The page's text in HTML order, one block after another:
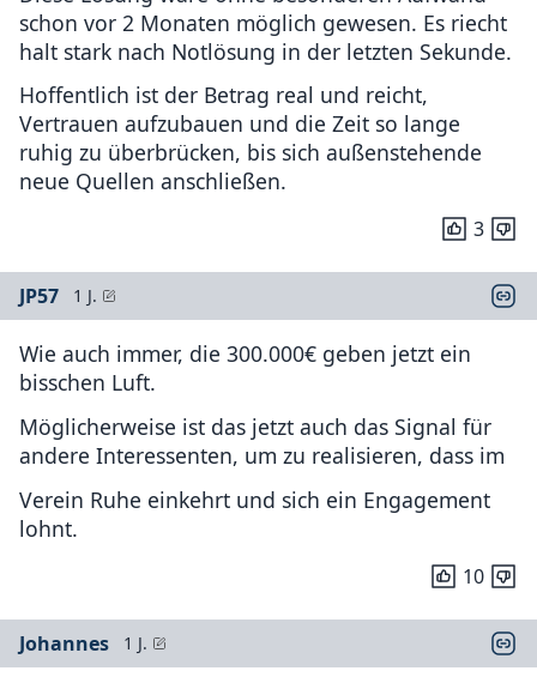
schon vor 2 Monaten möglich gewesen. Es riecht
halt stark nach Notlösung in der letzten Sekunde.
Hoffentlich ist der Betrag real und reicht,
Vertrauen aufzubauen und die Zeit so lange
ruhig zu überbrücken, bis sich außenstehende
neue Quellen anschließen.
3
JP57 1 J.
Wie auch immer, die 300.000€ geben jetzt ein
bisschen Luft.
Möglicherweise ist das jetzt auch das Signal für
andere Interessenten, um zu realisieren, dass im
Verein Ruhe einkehrt und sich ein Engagement
lohnt.
10
Johannes 1 J.